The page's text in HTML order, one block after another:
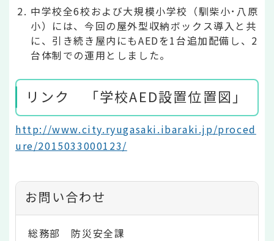
中学校全6校および大規模小学校（馴柴小･八原
小）には、今回の屋外型収納ボックス導入と共
に、引き続き屋内にもAEDを1台追加配備し、2
台体制での運用としました。
リンク 「学校AED設置位置図」
http://www.city.ryugasaki.ibaraki.jp/proced
ure/2015033000123/
お問い合わせ
総務部 防災安全課